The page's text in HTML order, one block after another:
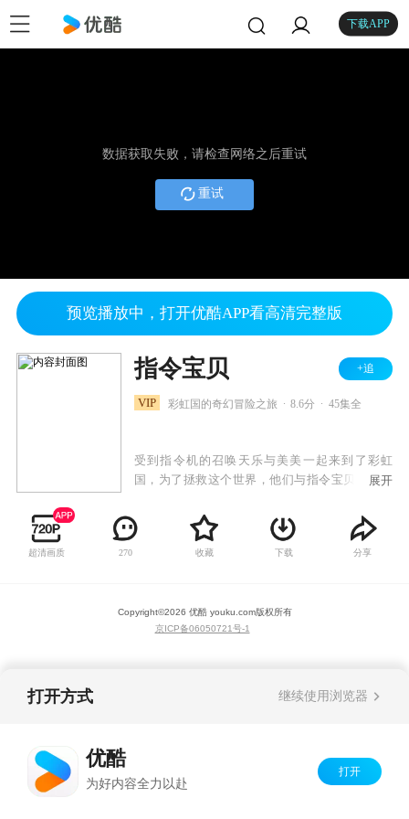
下载APP
数据获取失败，请检查网络之后重试
重试
预览播放中，打开优酷APP看高清完整版
指令宝贝 +追
VIP 彩虹国的奇幻冒险之旅 8.6分 45集全
受到指令机的召唤天乐与美美一起来到了彩虹
国，为了拯救这个世界，他们与指令宝贝红宝开
克服各种困难，结识了更多同伴，最终凭着友
情、爱与正义的力量拯救了彩虹国。
展开
超清画质 270 收藏 下载 分享
Copyright©2026 优酷 youku.com版权所有
京ICP备06050721号-1
打开方式 继续使用浏览器
优酷
为好内容全力以赴
打开